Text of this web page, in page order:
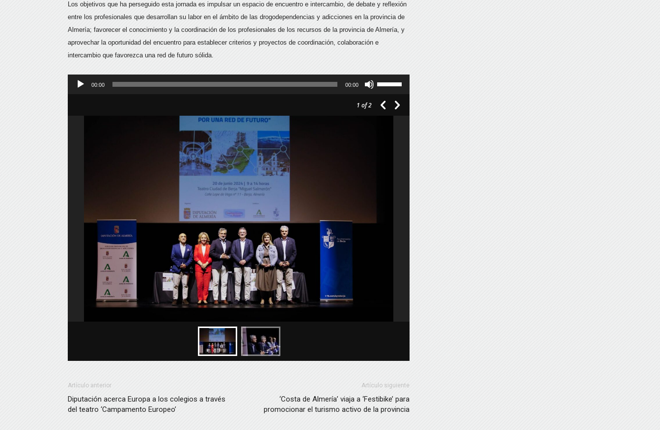
Los objetivos que ha perseguido esta jornada es impulsar un espacio de encuentro e intercambio, de debate y reflexión
entre los profesionales que desarrollan su labor en el ámbito de las drogodependencias y adicciones en la provincia de
Almería; favorecer el conocimiento y la coordinación de los profesionales de los recursos de la provincia de Almería, y
aprovechar la oportunidad del encuentro para establecer criterios y proyectos de coordinación, colaboración e
intercambio que favorezca una red de futuro sólida.
Reproductor
00:00 00:00
teclas
1 of 2
Artículo anterior
Diputación acerca Europa a los colegios a través
del teatro ‘Campamento Europeo’
Artículo siguiente
‘Costa de Almería’ viaja a ‘Festibike’ para
promocionar el turismo activo de la provincia